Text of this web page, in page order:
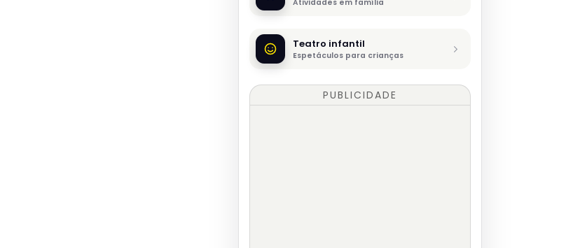
Atividades em família
Teatro infantil
Espetáculos para crianças
PUBLICIDADE